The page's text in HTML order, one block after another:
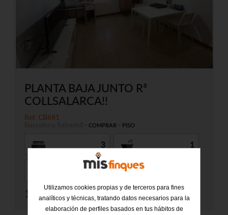
PLANTA BAJA JUNTO Rª
COLLSALARCA!!
Ref. CB681
- COMPRAR - PISO
3 1
139.000 €
Utilizamos cookies propias y de terceros para fines
analíticos y técnicas, tratando datos necesarios para la
elaboración de perfiles basados en tus hábitos de